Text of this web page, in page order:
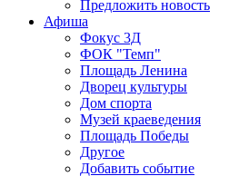
Предложить новость
Афиша
Фокус 3Д
ФОК "Темп"
Площадь Ленина
Дворец культуры
Дом спорта
Музей краеведения
Площадь Победы
Другое
Добавить событие